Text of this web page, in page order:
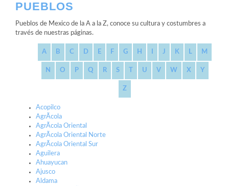
PUEBLOS
Pueblos de Mexico de la A a la Z, conoce su cultura y costumbres a
través de nuestras páginas.
A B C D E F G H J K L M
N O P Q R S U V W X Y
Z
Acopilco
AgrÃ­cola
AgrÃ­cola Oriental
AgrÃ­cola Oriental Norte
AgrÃ­cola Oriental Sur
Aguilera
Ahuayucan
Ajusco
Aldama